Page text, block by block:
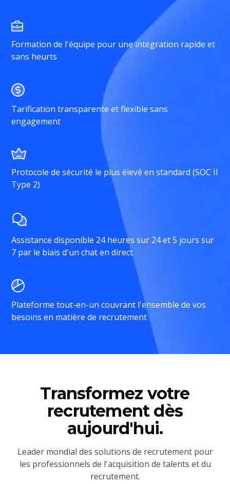
Formation de l'équipe pour une intégration rapide et
sans heurts
Tarification transparente et flexible sans
engagement
Protocole de sécurité le plus élevé en standard (SOC II
Type 2)
Assistance disponible 24 heures sur 24 et 5 jours sur
7 par le biais d'un chat en direct
Plateforme tout-en-un couvrant l'ensemble de vos
besoins en matière de recrutement
Transformez votre
recrutement dès
aujourd'hui.
Leader mondial des solutions de recrutement pour
les professionnels de l'acquisition de talents et du
recrutement.